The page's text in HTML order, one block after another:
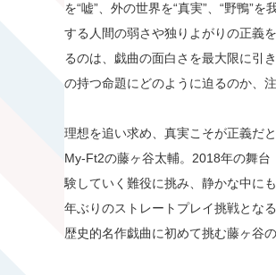
を“嘘”、外の世界を“真実”、“野鴨”
する人間の弱さや独りよがりの正義
るのは、戯曲の面白さを最大限に引
の持つ命題にどのように迫るのか、注
理想を追い求め、真実こそが正義だ
My-Ft2の藤ヶ谷太輔。2018年の舞
験していく難役に挑み、静かな中に
年ぶりのストレートプレイ挑戦とな
歴史的名作戯曲に初めて挑む藤ヶ谷